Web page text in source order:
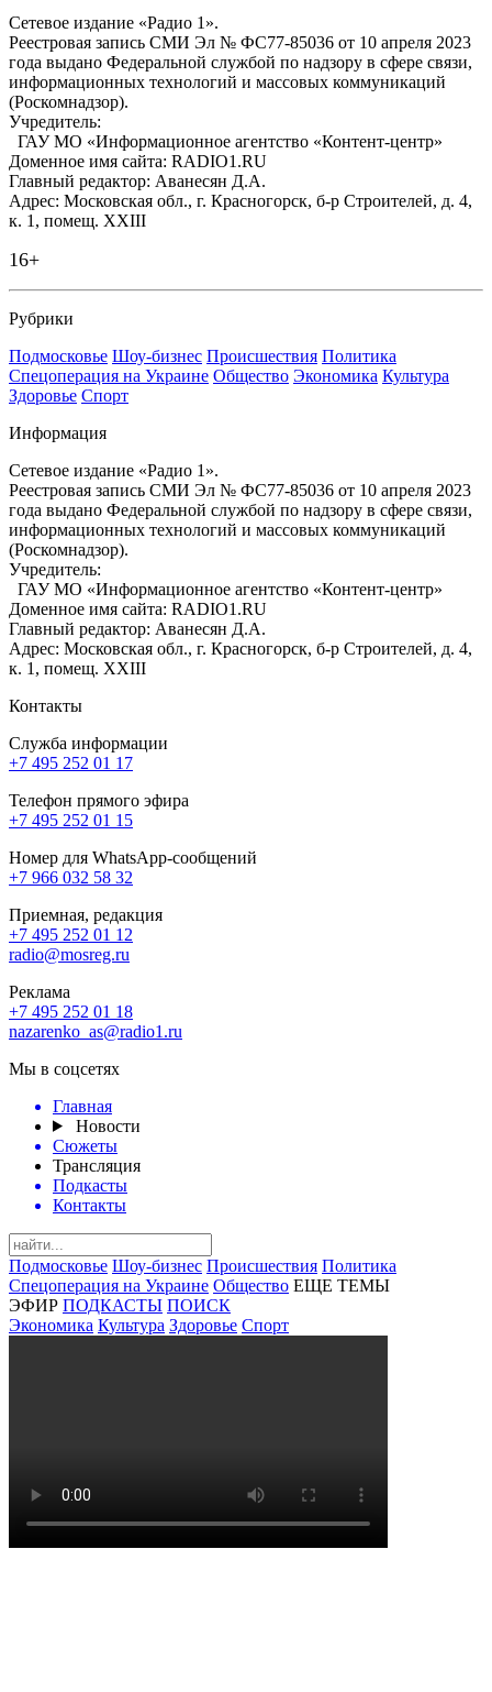
Сетевое издание «Радио 1».
Реестровая запись СМИ Эл № ФС77-85036 от 10 апреля 2023
года выдано Федеральной службой по надзору в сфере связи,
информационных технологий и массовых коммуникаций
(Роскомнадзор).
Учредитель:
ГАУ МО «Информационное агентство «Контент-центр»
Доменное имя сайта: RADIO1.RU
Главный редактор: Аванесян Д.А.
Адрес: Московская обл., г. Красногорск, б-р Строителей, д. 4,
к. 1, помещ. XXIII
16+
Рубрики
Подмосковье Шоу-бизнес Происшествия Политика
Спецоперация на Украине Общество Экономика Культура
Здоровье Спорт
Информация
Сетевое издание «Радио 1».
Реестровая запись СМИ Эл № ФС77-85036 от 10 апреля 2023
года выдано Федеральной службой по надзору в сфере связи,
информационных технологий и массовых коммуникаций
(Роскомнадзор).
Учредитель:
ГАУ МО «Информационное агентство «Контент-центр»
Доменное имя сайта: RADIO1.RU
Главный редактор: Аванесян Д.А.
Адрес: Московская обл., г. Красногорск, б-р Строителей, д. 4,
к. 1, помещ. XXIII
Контакты
Служба информации
+7 495 252 01 17
Телефон прямого эфира
+7 495 252 01 15
Номер для WhatsApp-сообщений
+7 966 032 58 32
Приемная, редакция
+7 495 252 01 12
radio@mosreg.ru
Реклама
+7 495 252 01 18
nazarenko_as@radio1.ru
Мы в соцсетях
Главная
Новости
Сюжеты
Трансляция
Подкасты
Контакты
Подмосковье Шоу-бизнес Происшествия Политика
Спецоперация на Украине Общество ЕЩЕ ТЕМЫ
ЭФИР ПОДКАСТЫ ПОИСК
Экономика Культура Здоровье Спорт